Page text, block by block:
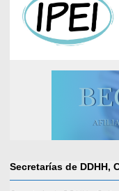
Secretarías de DDHH,